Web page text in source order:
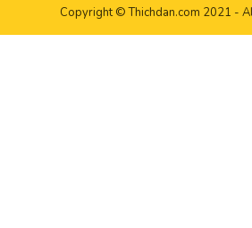
Copyright © Thichdan.com 2021 -